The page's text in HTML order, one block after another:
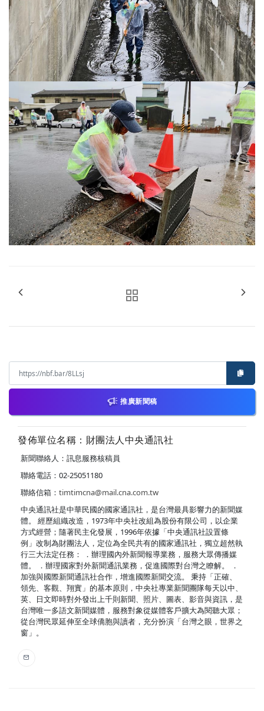
推廣新聞稿
發佈單位名稱：財團法人中央通訊社
新聞聯絡人：訊息服務核稿員
聯絡電話：02-25051180
聯絡信箱： timtimcna@mail.cna.com.tw
中央通訊社是中華民國的國家通訊社，是台灣最具影響力的新聞媒
體。 經歷組織改造，1973年中央社改組為股份有限公司，以企業
方式經營；隨著民主化發展，1996年依據「中央通訊社設置條
例」改制為財團法人，定位為全民共有的國家通訊社，獨立超然執
行三大法定任務： ．辦理國內外新聞報導業務，服務大眾傳播媒
體。 ．辦理國家對外新聞通訊業務，促進國際對台灣之瞭解。 ．
加強與國際新聞通訊社合作，增進國際新聞交流。 秉持「正確、
領先、客觀、翔實」的基本原則，中央社專業新聞團隊每天以中、
英、日文即時對外發出上千則新聞、照片、圖表、影音與資訊，是
台灣唯一多語文新聞媒體，服務對象從媒體客戶擴大為閱聽大眾；
從台灣民眾延伸至全球僑胞與讀者，充分扮演「台灣之眼，世界之
窗」。